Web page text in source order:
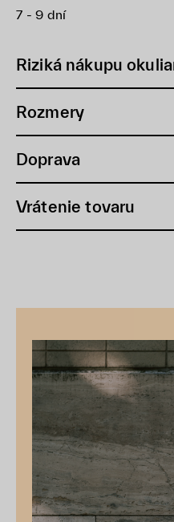
7 - 9 dní
Riziká nákupu
Rozmery
Doprava
Vrátenie tovaru